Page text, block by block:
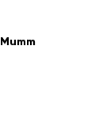
Mumm